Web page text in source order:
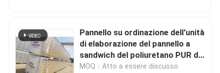
Pannello su ordinazione dell'unità
di elaborazione del pannello a
sandwich del poliuretano PUR di
RAL per cella frigorifera
MOQ：Atto a essere discusso